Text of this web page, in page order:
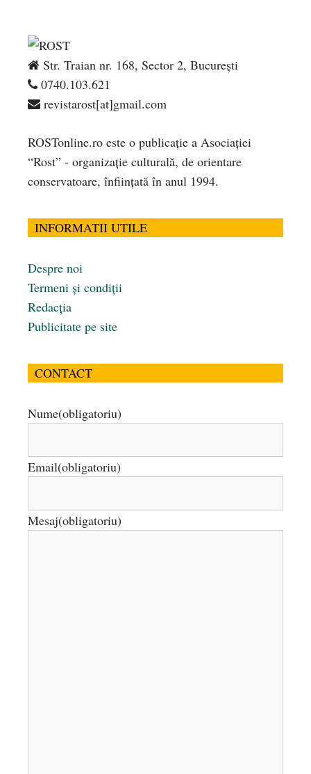
Str. Traian nr. 168, Sector 2, București
0740.103.621
revistarost[at]gmail.com
ROSTonline.ro este o publicaţie a Asociaţiei
“Rost” - organizaţie culturală, de orientare
conservatoare, înfiinţată în anul 1994.
INFORMATII UTILE
Despre noi
Termeni și condiții
Redacția
Publicitate pe site
CONTACT
Nume(obligatoriu)
Email(obligatoriu)
Mesaj(obligatoriu)